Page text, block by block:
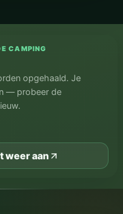
CAMPING
opgehaald. Je
— probeer de
weer aan